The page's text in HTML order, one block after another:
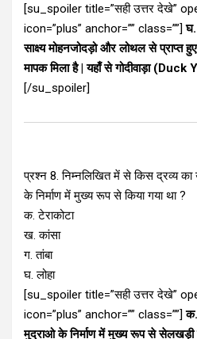
[su_spoiler title=”सही उत्तर देखे”
icon=”plus” anchor=”” class=””]
साक्ष्य मोहनजोदड़ो और लोथल से प्राप्त
मापक मिला है | यहाँ से गोदीवाड़ा (Duck
[/su_spoiler]
प्रश्न 8. निम्नलिखित में से किस द्रव्य
के निर्माण में मुख्य रूप से किया गया था ?
क. टेराकोटा
ख. कांसा
ग. तांबा
घ. लोहा
[su_spoiler title=”सही उत्तर देखे”
icon=”plus” anchor=”” class=””]क.
मुद्राओ के निर्माण में मुख्य रूप से सेलखड़ी